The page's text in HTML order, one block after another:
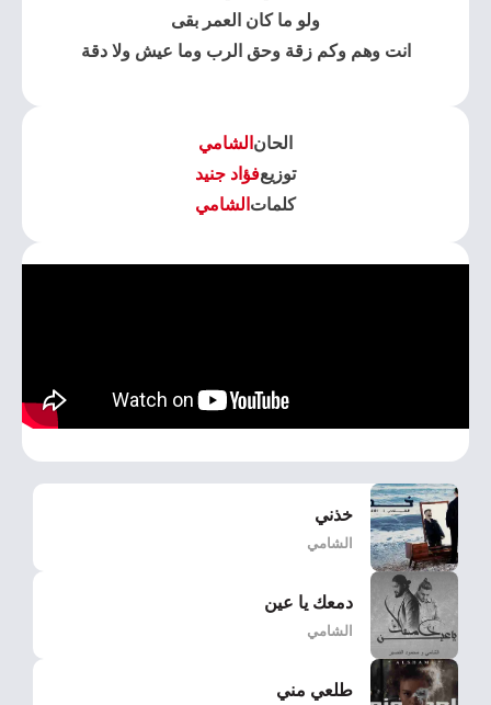
ولو ما كان العمر بقى
انت وهم وكم زقة وحق الرب وما عيش ولا دقة
الحان الشامي
توزيعفؤاد جنيد
كلمات الشامي
خذني
الشامي
دمعك يا عين
الشامي
طلعي مني